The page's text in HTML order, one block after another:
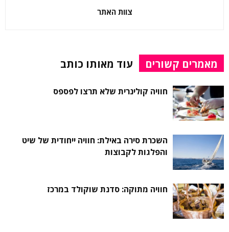
צוות האתר
מאמרים קשורים עוד מאותו כותב
חוויה קולינרית שלא תרצו לפספס
השכרת סירה באילת: חוויה ייחודית של שיט
והפלגות לקבוצות
חוויה מתוקה: סדנת שוקולד במרכז